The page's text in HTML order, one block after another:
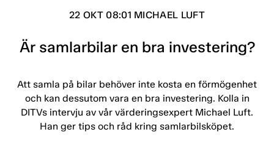
22 OKT 08:01 MICHAEL LUFT
Är samlarbilar en bra investering?
Att samla på bilar behöver inte kosta en förmögenhet
och kan dessutom vara en bra investering. Kolla in
DITVs intervju av vår värderingsexpert Michael Luft.
Han ger tips och råd kring samlarbilsköpet.